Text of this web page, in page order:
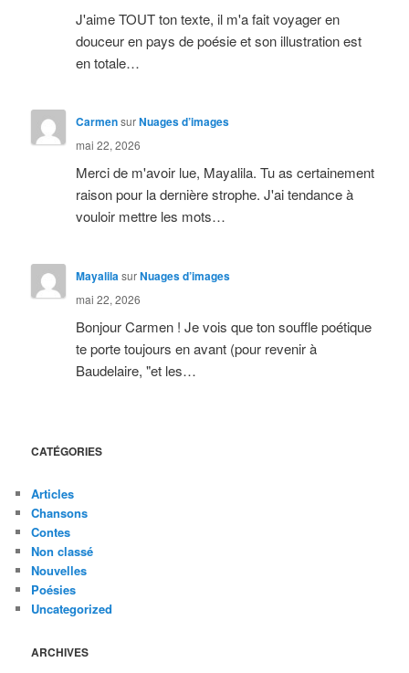
J'aime TOUT ton texte, il m'a fait voyager en
douceur en pays de poésie et son illustration est
en totale…
CarmensurNuages d’images
mai 22, 2026
Merci de m'avoir lue, Mayalila. Tu as certainement
raison pour la dernière strophe. J'ai tendance à
vouloir mettre les mots…
MayalilasurNuages d’images
mai 22, 2026
Bonjour Carmen ! Je vois que ton souffle poétique
te porte toujours en avant (pour revenir à
Baudelaire, "et les…
CATÉGORIES
Articles
Chansons
Contes
Non classé
Nouvelles
Poésies
Uncategorized
ARCHIVES